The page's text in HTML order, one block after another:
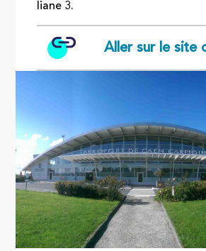
liane 3.
Aller sur le site